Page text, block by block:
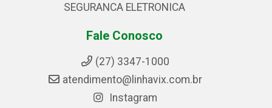
SEGURANCA ELETRONICA
Fale Conosco
(27) 3347-1000
atendimento@linhavix.com.br
Instagram